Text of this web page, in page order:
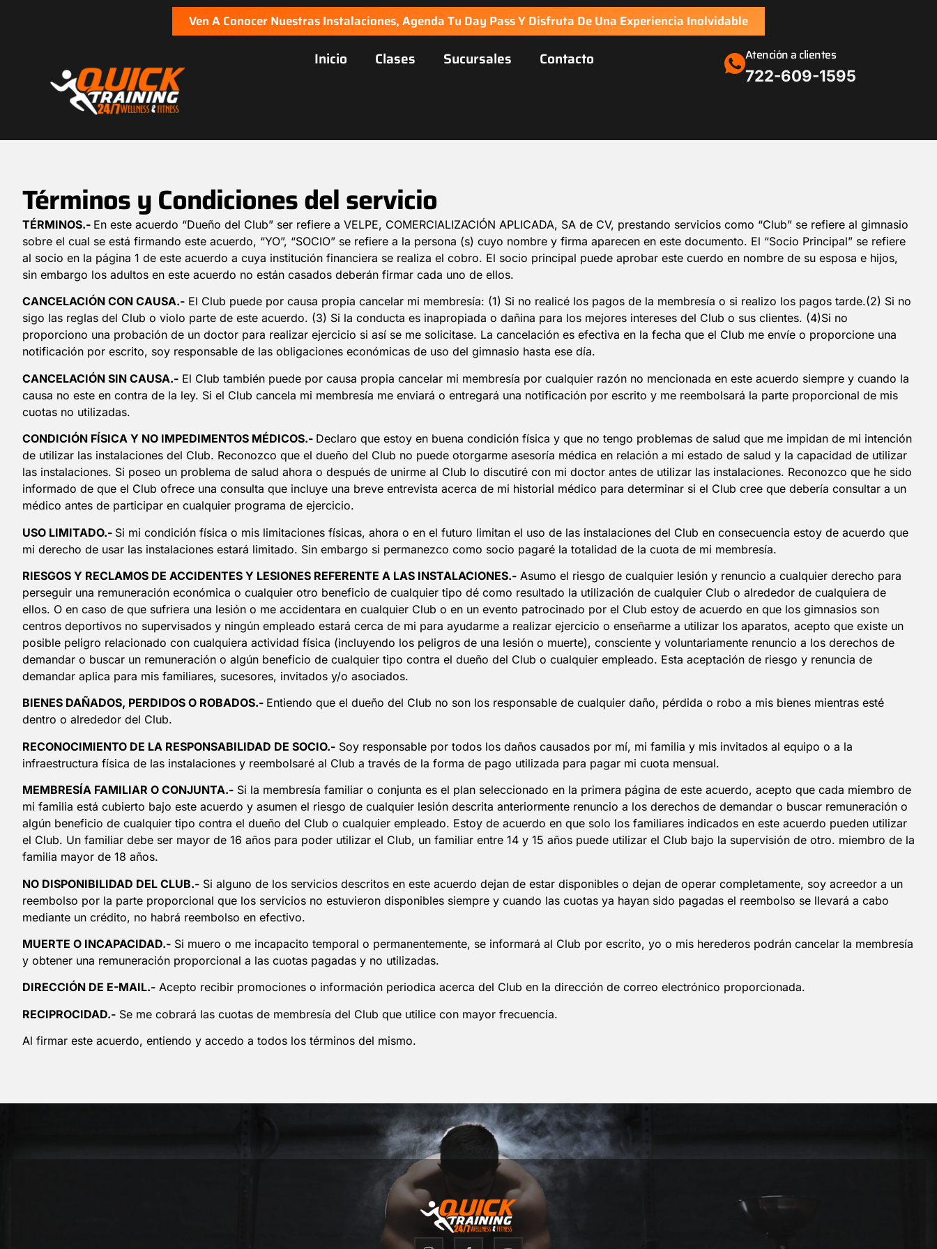
Ven A Conocer Nuestras Instalaciones, Agenda Tu Day Pass Y Disfruta De Una Experiencia Inolvidable
Inicio Clases Sucursales Contacto Atención a clientes
‪722-609-1595‬
Términos y Condiciones del servicio
TÉRMINOS.- En este acuerdo “Dueño del Club” ser refiere a VELPE, COMERCIALIZACIÓN APLICADA, SA de CV, prestando servicios como “Club” se refiere al gimnasio
sobre el cual se está firmando este acuerdo, “YO”, “SOCIO” se refiere a la persona (s) cuyo nombre y firma aparecen en este documento. El “Socio Principal” se refiere
al socio en la página 1 de este acuerdo a cuya institución financiera se realiza el cobro. El socio principal puede aprobar este cuerdo en nombre de su esposa e hijos,
sin embargo los adultos en este acuerdo no están casados deberán firmar cada uno de ellos.
CANCELACIÓN CON CAUSA.- El Club puede por causa propia cancelar mi membresía: (1) Si no realicé los pagos de la membresía o si realizo los pagos tarde.(2) Si no
sigo las reglas del Club o violo parte de este acuerdo. (3) Si la conducta es inapropiada o dañina para los mejores intereses del Club o sus clientes. (4)Si no
proporciono una probación de un doctor para realizar ejercicio si así se me solicitase. La cancelación es efectiva en la fecha que el Club me envíe o proporcione una
notificación por escrito, soy responsable de las obligaciones económicas de uso del gimnasio hasta ese día.
CANCELACIÓN SIN CAUSA.- El Club también puede por causa propia cancelar mi membresía por cualquier razón no mencionada en este acuerdo siempre y cuando la
causa no este en contra de la ley. Si el Club cancela mi membresía me enviará o entregará una notificación por escrito y me reembolsará la parte proporcional de mis
cuotas no utilizadas.
CONDICIÓN FÍSICA Y NO IMPEDIMENTOS MÉDICOS.- Declaro que estoy en buena condición física y que no tengo problemas de salud que me impidan de mi intención
de utilizar las instalaciones del Club. Reconozco que el dueño del Club no puede otorgarme asesoría médica en relación a mi estado de salud y la capacidad de utilizar
las instalaciones. Si poseo un problema de salud ahora o después de unirme al Club lo discutiré con mi doctor antes de utilizar las instalaciones. Reconozco que he sido
informado de que el Club ofrece una consulta que incluye una breve entrevista acerca de mi historial médico para determinar si el Club cree que debería consultar a un
médico antes de participar en cualquier programa de ejercicio.
USO LIMITADO.- Si mi condición física o mis limitaciones físicas, ahora o en el futuro limitan el uso de las instalaciones del Club en consecuencia estoy de acuerdo que
mi derecho de usar las instalaciones estará limitado. Sin embargo si permanezco como socio pagaré la totalidad de la cuota de mi membresía.
RIESGOS Y RECLAMOS DE ACCIDENTES Y LESIONES REFERENTE A LAS INSTALACIONES.- Asumo el riesgo de cualquier lesión y renuncio a cualquier derecho para
perseguir una remuneración económica o cualquier otro beneficio de cualquier tipo dé como resultado la utilización de cualquier Club o alrededor de cualquiera de
ellos. O en caso de que sufriera una lesión o me accidentara en cualquier Club o en un evento patrocinado por el Club estoy de acuerdo en que los gimnasios son
centros deportivos no supervisados y ningún empleado estará cerca de mi para ayudarme a realizar ejercicio o enseñarme a utilizar los aparatos, acepto que existe un
posible peligro relacionado con cualquiera actividad física (incluyendo los peligros de una lesión o muerte), consciente y voluntariamente renuncio a los derechos de
demandar o buscar un remuneración o algún beneficio de cualquier tipo contra el dueño del Club o cualquier empleado. Esta aceptación de riesgo y renuncia de
demandar aplica para mis familiares, sucesores, invitados y/o asociados.
BIENES DAÑADOS, PERDIDOS O ROBADOS.- Entiendo que el dueño del Club no son los responsable de cualquier daño, pérdida o robo a mis bienes mientras esté
dentro o alrededor del Club.
RECONOCIMIENTO DE LA RESPONSABILIDAD DE SOCIO.- Soy responsable por todos los daños causados por mí, mi familia y mis invitados al equipo o a la
infraestructura física de las instalaciones y reembolsaré al Club a través de la forma de pago utilizada para pagar mi cuota mensual.
MEMBRESÍA FAMILIAR O CONJUNTA.- Si la membresía familiar o conjunta es el plan seleccionado en la primera página de este acuerdo, acepto que cada miembro de
mi familia está cubierto bajo este acuerdo y asumen el riesgo de cualquier lesión descrita anteriormente renuncio a los derechos de demandar o buscar remuneración o
algún beneficio de cualquier tipo contra el dueño del Club o cualquier empleado. Estoy de acuerdo en que solo los familiares indicados en este acuerdo pueden utilizar
el Club. Un familiar debe ser mayor de 16 años para poder utilizar el Club, un familiar entre 14 y 15 años puede utilizar el Club bajo la supervisión de otro. miembro de la
familia mayor de 18 años.
NO DISPONIBILIDAD DEL CLUB.- Si alguno de los servicios descritos en este acuerdo dejan de estar disponibles o dejan de operar completamente, soy acreedor a un
reembolso por la parte proporcional que los servicios no estuvieron disponibles siempre y cuando las cuotas ya hayan sido pagadas el reembolso se llevará a cabo
mediante un crédito, no habrá reembolso en efectivo.
MUERTE O INCAPACIDAD.- Si muero o me incapacito temporal o permanentemente, se informará al Club por escrito, yo o mis herederos podrán cancelar la membresía
y obtener una remuneración proporcional a las cuotas pagadas y no utilizadas.
DIRECCIÓN DE E-MAIL.- Acepto recibir promociones o información periodica acerca del Club en la dirección de correo electrónico proporcionada.
RECIPROCIDAD.- Se me cobrará las cuotas de membresía del Club que utilice con mayor frecuencia.
Al firmar este acuerdo, entiendo y accedo a todos los términos del mismo.